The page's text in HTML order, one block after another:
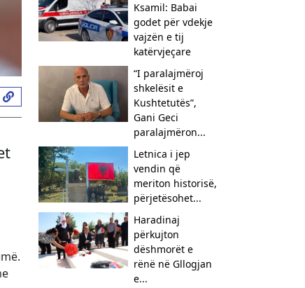
Ksamil: Babai
godet për vdekje
vajzën e tij
katërvjeçare
“I paralajmëroj
shkelësit e
Kushtetutës”,
Gani Geci
paralajmëron...
Letnica i jep
vendin që
meriton historisë,
përjetësohet...
Haradinaj
përkujton
dëshmorët e
rënë në Gllogjan
e...